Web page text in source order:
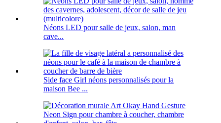
Néons LED pour salle de jeux, salon, man
cave...
Side face Girl néons personnalisés pour la
maison Bee ...